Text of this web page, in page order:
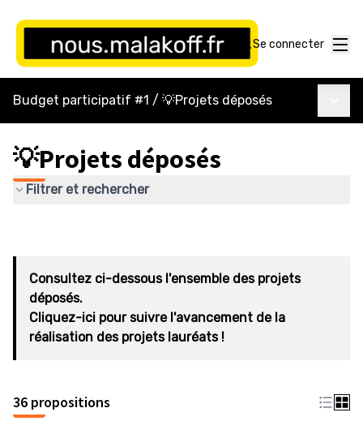
Se connecter
Budget participatif #1 / 💡Projets déposés
💡Projets déposés
Filtrer et rechercher
Consultez ci-dessous l'ensemble des projets
déposés.
Cliquez-ici pour suivre l'avancement de la
réalisation des projets lauréats !
36 propositions